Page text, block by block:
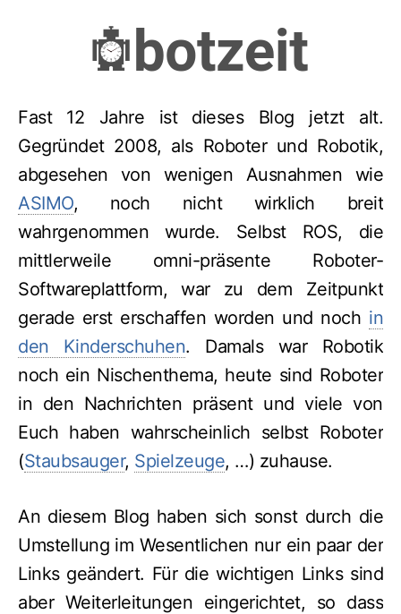
Fast 12 Jahre ist dieses Blog jetzt alt.
Gegründet 2008, als Roboter und Robotik,
abgesehen von wenigen Ausnahmen wie
ASIMO, noch nicht wirklich breit
wahrgenommen wurde. Selbst ROS, die
mittlerweile omni-präsente Roboter-
Softwareplattform, war zu dem Zeitpunkt
gerade erst erschaffen worden und noch in
den Kinderschuhen. Damals war Robotik
noch ein Nischenthema, heute sind Roboter
in den Nachrichten präsent und viele von
Euch haben wahrscheinlich selbst Roboter
(Staubsauger, Spielzeuge, …) zuhause.
An diesem Blog haben sich sonst durch die
Umstellung im Wesentlichen nur ein paar der
Links geändert. Für die wichtigen Links sind
aber Weiterleitungen eingerichtet, so dass